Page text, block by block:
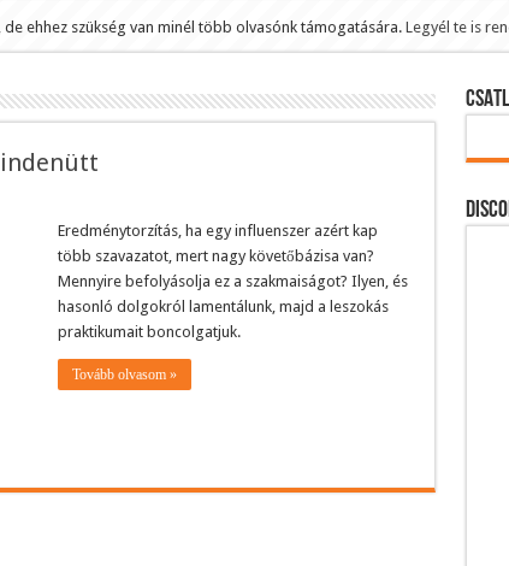
ehhez szükség van minél több olvasónk támogatására. Legyél te is
Eredménytorzítás, ha egy influenszer azért kap
több szavazatot, mert nagy követőbázisa van?
Mennyire befolyásolja ez a szakmaiságot? Ilyen, és
hasonló dolgokról lamentálunk, majd a leszokás
praktikumait boncolgatjuk.
Tovább olvasom »